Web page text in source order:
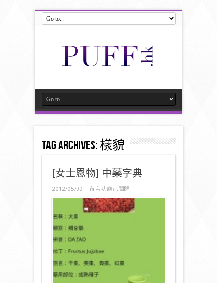
Tag Archives:樣貌
[女士恩物] 中藥字典
2012/05/03
在
〈[女
士
恩
典〉
中
留言功能已關閉